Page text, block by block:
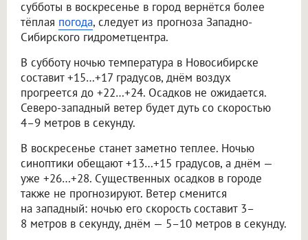
субботы в воскресенье в город вернётся более
тёплая погода, следует из прогноза Западно-
Сибирского гидрометцентра.
В субботу ночью температура в Новосибирске
составит +15…+17 градусов, днём воздух
прогреется до +22…+24. Осадков не ожидается.
Северо-западный ветер будет дуть со скоростью
4–9 метров в секунду.
В воскресенье станет заметно теплее. Ночью
синоптики обещают +13…+15 градусов, а днём —
уже +26…+28. Существенных осадков в городе
также не прогнозируют. Ветер сменится
на западный: ночью его скорость составит 3–
8 метров в секунду, днём — 5–10 метров в секунду.